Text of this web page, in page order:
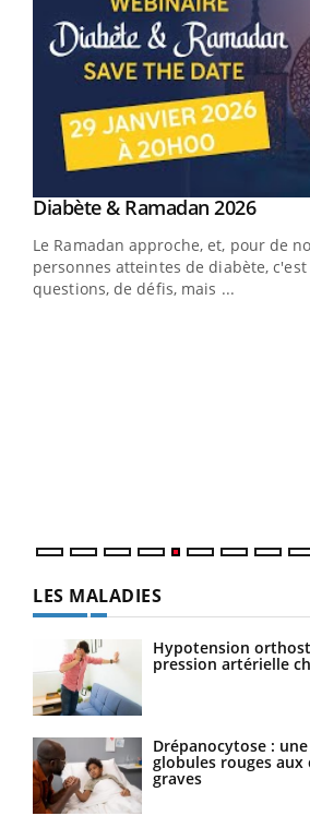
Youtube
Diabète & Ramadan 2026
Le Ramadan approche, et, pour de
personnes atteintes de diabète,
questions, de défis, mais ...
LES MALADIES
Hypotension
pression artérielle
Drépanocytose :
globules rouges aux
graves